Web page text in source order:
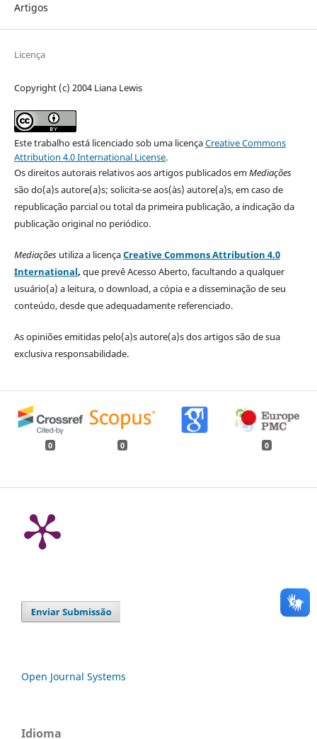
Artigos
Licença
Copyright (c) 2004 Liana Lewis
Este trabalho está licenciado sob uma licençaCreative Commons
Attribution 4.0 International License.
Os direitos autorais relativos aos artigos publicados emMediações
são do(a)s autore(a)s; solicita-se aos(às) autore(a)s, em caso de
republicação parcial ou total da primeira publicação, a indicação da
publicação original no periódico.
Mediaçõesutiliza a licençaCreative Commons Attribution 4.0
International, que prevê Acesso Aberto, facultando a qualquer
usuário(a) a leitura, o download, a cópia e a disseminação de seu
conteúdo, desde que adequadamente referenciado.
As opiniões emitidas pelo(a)s autore(a)s dos artigos são de sua
exclusiva responsabilidade.
0 0 0
Open Journal Systems
Idioma